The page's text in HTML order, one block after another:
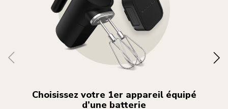
Choisissez votre 1er appareil équipé
d’une batterie